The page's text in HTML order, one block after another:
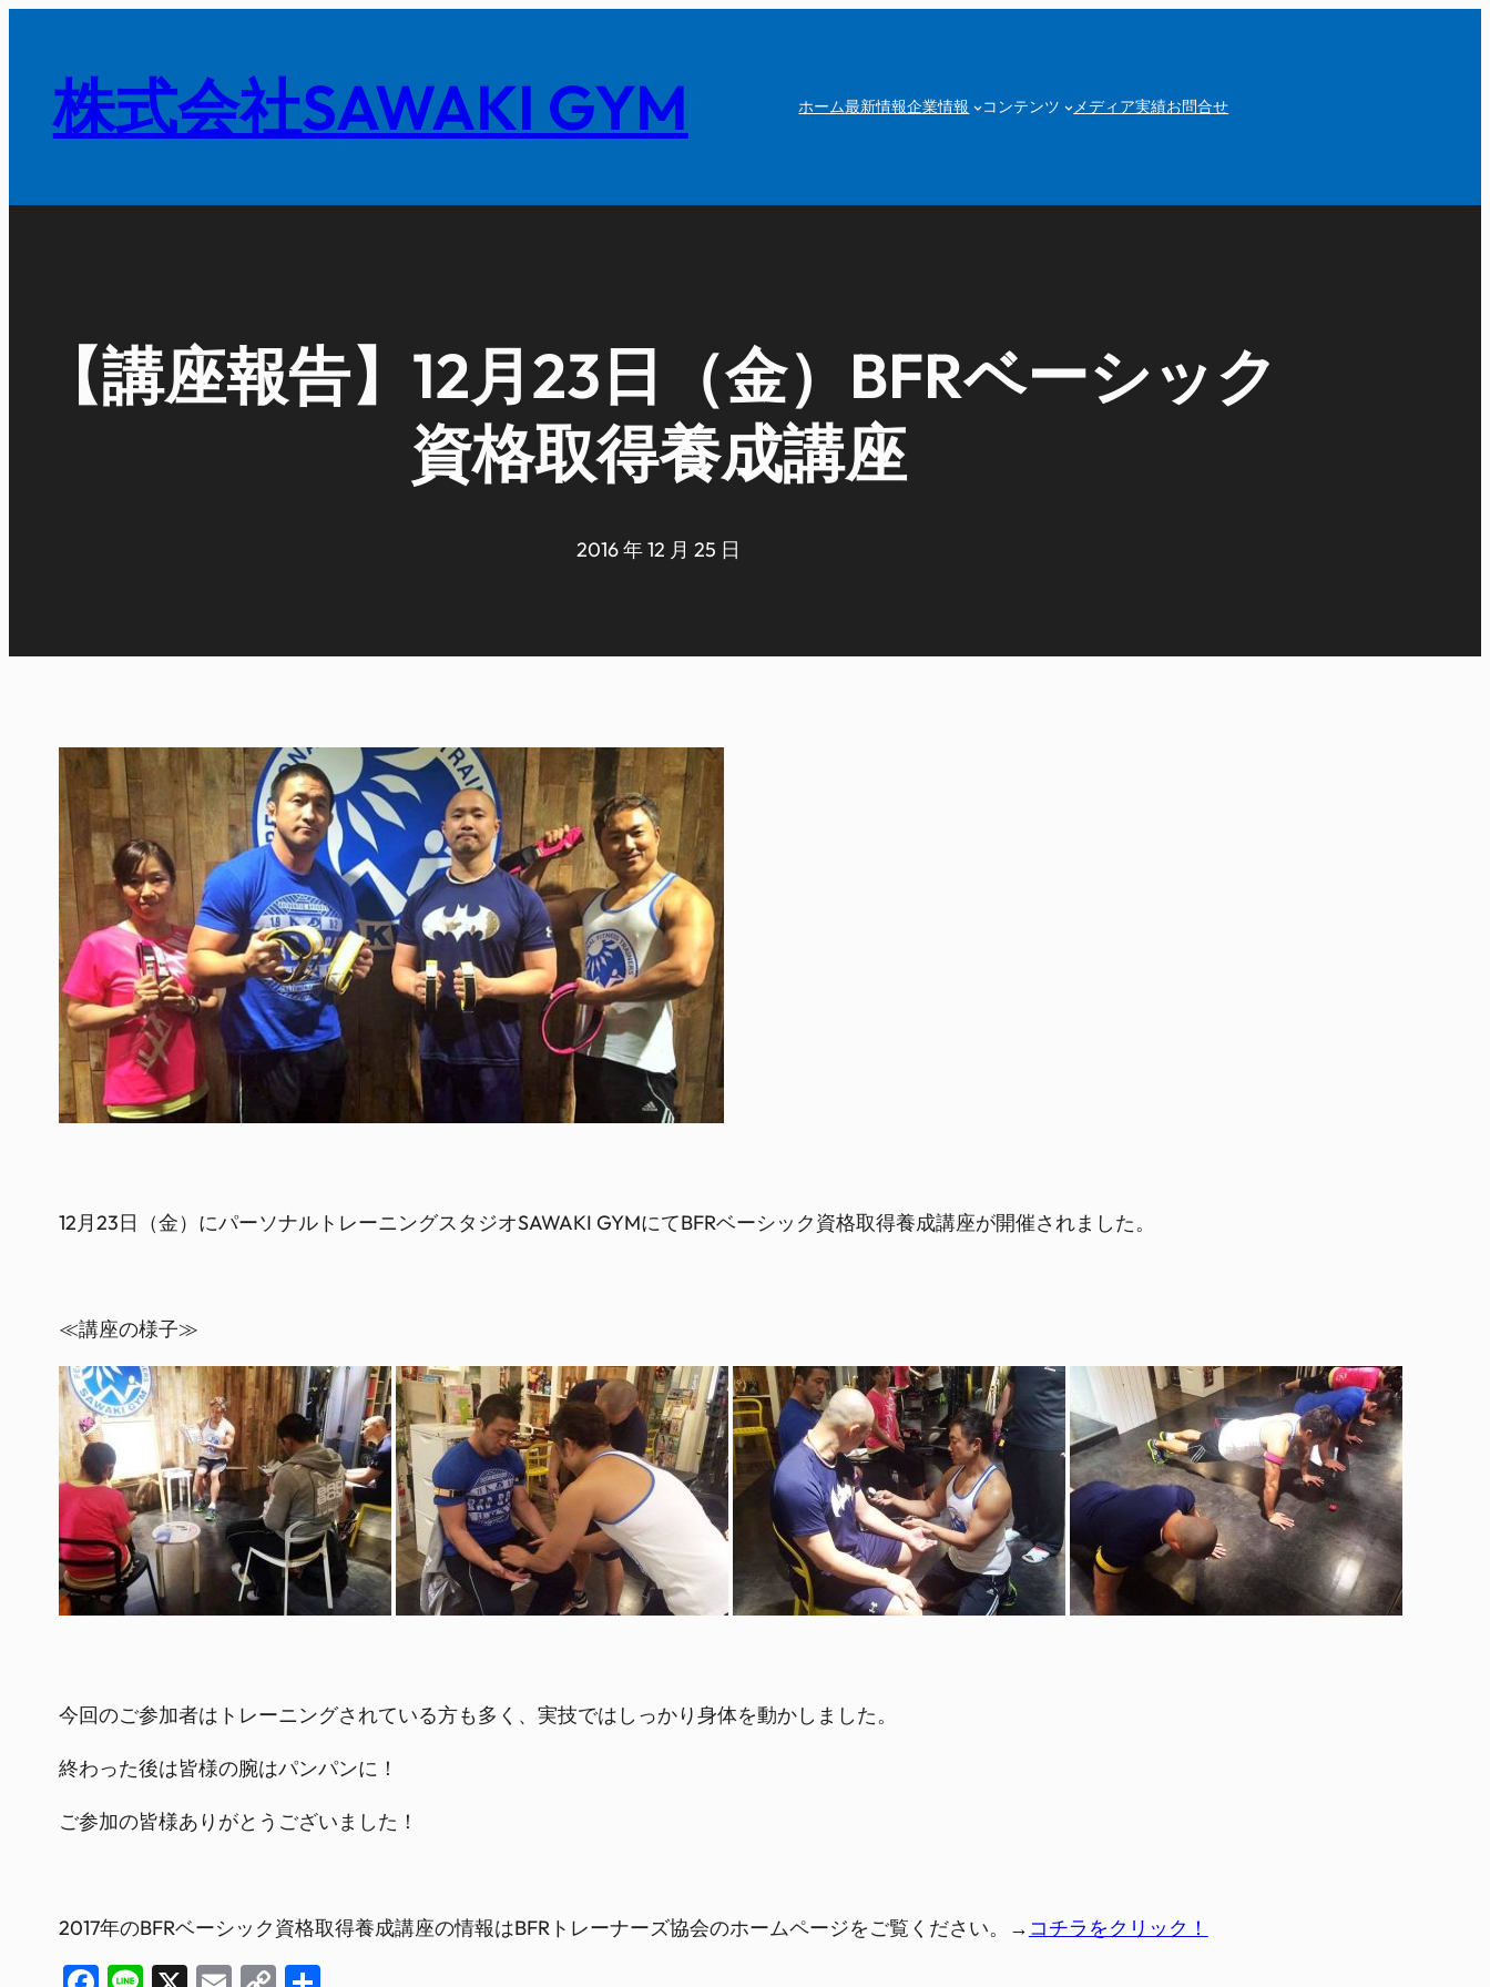
株式会社SAWAKI GYM ホーム最新情報企業情報 コンテンツ メディア実績お問合せ
【講座報告】12月23日（金）BFRベーシック
資格取得養成講座
2016 年 12 月 25 日
12月23日（金）にパーソナルトレーニングスタジオSAWAKI GYMにてBFRベーシック資格取得養成講座が開催されました。
≪講座の様子≫
今回のご参加者はトレーニングされている方も多く、実技ではしっかり身体を動かしました。
終わった後は皆様の腕はパンパンに！
ご参加の皆様ありがとうございました！
2017年のBFRベーシック資格取得養成講座の情報はBFRトレーナーズ協会のホームページをご覧ください。→ コチラをクリック！